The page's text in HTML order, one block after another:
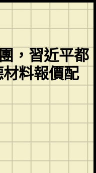
，習近平都
料報價配